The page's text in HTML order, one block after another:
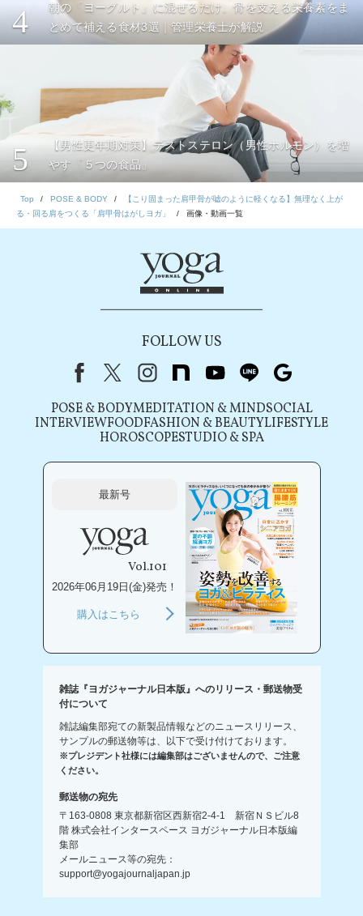
4
朝の「ヨーグルト」に混ぜるだけ。骨を支える栄養素をま
とめて補える食材3選｜管理栄養士が解説
5
【男性更年期対策】テストステロン（男性ホルモン）を増
やす「５つの食品」
Top POSE & BODY
【こり固まった肩甲骨が嘘のように軽くなる】無理なく上が
る・回る肩をつくる「肩甲骨はがしヨガ」
画像・動画一覧
FOLLOW US
FacebookX（旧Twitter）
instagram
note youtubeline
POSE & BODYMEDITATION & MINDSOCIAL
INTERVIEWFOODFASHION & BEAUTYLIFESTYLE
HOROSCOPESTUDIO & SPA
最新号
Vol.101
2026年06月19日(金)発売！
購入はこちら
雑誌『ヨガジャーナル日本版』へのリリース・郵送物受
付について
雑誌編集部宛ての新製品情報などのニュースリリース、
サンプルの郵送物等は、以下で受け付けております。
※プレジデント社様には編集部はございませんので、ご注意
ください。
郵送物の宛先
〒163-0808 東京都新宿区西新宿2-4-1 新宿ＮＳビル8
階 株式会社インタースペース ヨガジャーナル日本版編
集部
メールニュース等の宛先：
support@yogajournaljapan.jp